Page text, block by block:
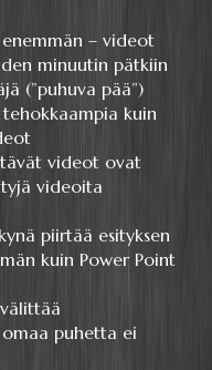
– videot
minuutin pätkiin
(”puhuva pää”)
kuin
videot ovat
videoita
piirtää esityksen
kuin Power Point
puhetta ei